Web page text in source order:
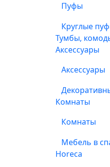
Пуфы
Круглые
Тумбы,
Аксессуары
Аксессуары
Комнаты
Комнаты
Мебель в
Horeca